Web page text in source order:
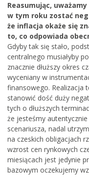
Reasumując,
w tym roku zostać
że inflacja okaże się
to, co odpowiada
Gdyby tak się stało,
centralnego musiałyby
znacznie dłuższy okres
wyceniany w
finansowego. Realizacja
stanowić dość duży
tych o dłuższych
że jesteśmy
scenariusza, nadal
na czeskich obligacjach
wzrost cen rynkowych
miesiącach jest jedynie
bazowym oczekujemy